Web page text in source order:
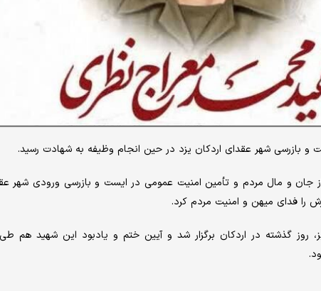
و بازرسی شهر عقدای اردکان یزد در حین انجام وظیفه به شهادت رسید.
جان و مال مردم و تأمین امنیت عمومی در ایست و بازرسی ورودی شهر
را فدای میهن و امنیت مردم کرد.
روز گذشته در اردکان برگزار شد و آیین ختم و یادبود این شهید هم طی